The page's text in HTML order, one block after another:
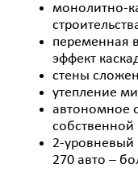
монолитно-
переменная
эффект
стены
утепление
автономное
собственной
2-уровневый
270 авто –